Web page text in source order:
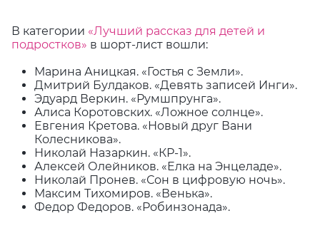
В категории «Лучший рассказ для детей и
подростков» в шорт-лист вошли:
Марина Аницкая. «Гостья с Земли».
Дмитрий Булдаков. «Девять записей Инги».
Эдуард Веркин. «Румшпрунга».
Алиса Коротовских. «Ложное солнце».
Евгения Кретова. «Новый друг Вани
Колесникова».
Николай Назаркин. «КР-1».
Алексей Олейников. «Елка на Энцеладе».
Николай Пронев. «Сон в цифровую ночь».
Максим Тихомиров. «Венька».
Федор Федоров. «Робинзонада».